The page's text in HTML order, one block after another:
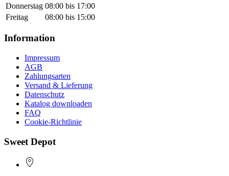
Donnerstag 08:00 bis 17:00
Freitag
08:00 bis 15:00
Information
Impressum
AGB
Zahlungsarten
Versand & Lieferung
Datenschutz
Katalog downloaden
FAQ
Cookie-Richtlinie
Sweet Depot